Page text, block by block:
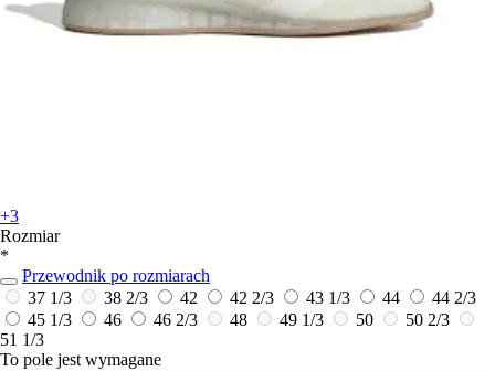
+3
Rozmiar
*
Przewodnik po rozmiarach
37 1/3
38 2/3 42 42 2/3 43 1/3 44
44 2/3
45 1/3
46 46 2/3 48 49 1/3 50
50 2/3
51 1/3
To pole jest wymagane